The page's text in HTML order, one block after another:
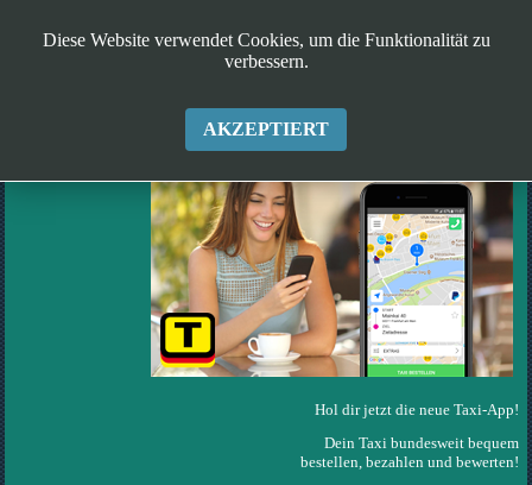
Hol dir jetzt die neue Taxi-App!
Dein Taxi bundesweit bequem
bestellen, bezahlen und bewerten!
Diese Website verwendet Cookies, um die Funktionalität zu
verbessern.
AKZEPTIERT